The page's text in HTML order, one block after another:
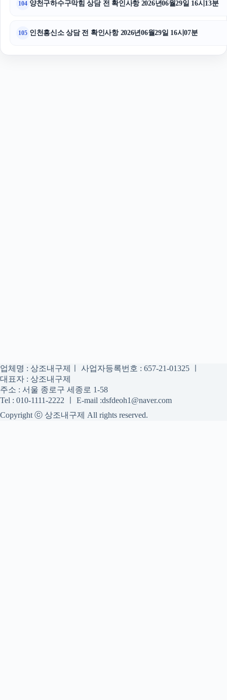
104 양천구하수구막힘 상담 전 확인사항 2026년06월29일 16시13분
105 인천흥신소 상담 전 확인사항 2026년06월29일 16시07분
업체명 : 상조내구제ㅣ 사업자등록번호 : 657-21-01325 ㅣ
대표자 : 상조내구제
주소 : 서울 종로구 세종로 1-58
Tel : 010-1111-2222 ㅣ E-mail :dsfdeoh1@naver.com
Copyright ⓒ 상조내구제 All rights reserved.